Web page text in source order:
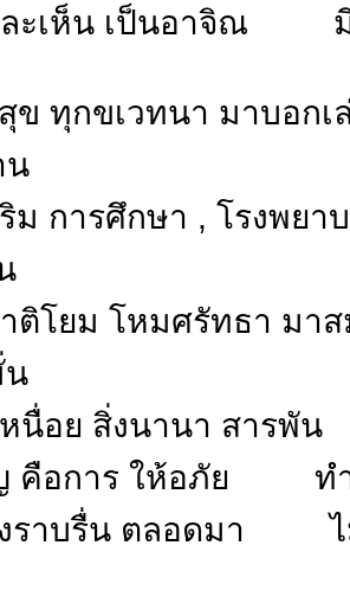
ละเห็น เป็นอาจิณ มี
ข ทุกขเวทนา มาบอก
น
ริม การศึกษา , โรงพ
ติโยม โหมศรัทธา มา
น
หนื่อย สิ่งนานา สาร
คือการ ให้อภัย ทำ
ราบรื่น ตลอดมา ไม่